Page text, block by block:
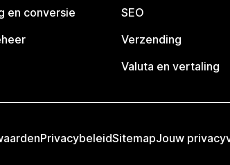
en conversie
SEO
Verzending
Valuta en vertaling
PrivacybeleidSitemapJouw